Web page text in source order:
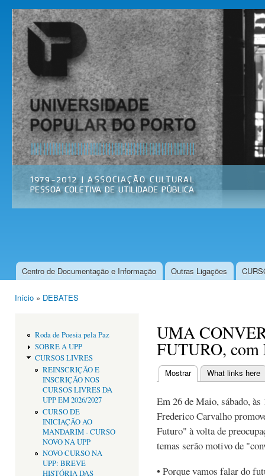
Universidade
Popular do
Porto
Associação
Cultural
Menu principal
Centro de Documentação e Informação Outras Ligações
Início » DEBATES
Roda de Poesia pela Paz
SOBRE A UPP
CURSOS LIVRES
REINSCRIÇÃO E
INSCRIÇÃO NOS
CURSOS LIVRES DA
UPP EM 2026/2027
CURSO DE
INICIAÇÃO AO
MANDARIM - CURSO
NOVO NA UPP
NOVO CURSO NA
UPP: BREVE
HISTÓRIA DAS
UMA
FUTURO, com
Separadores
Mostrar(separador ativo)
What links here
Em 26 de Maio, sábado,
Frederico Carvalho
Futuro" à volta de
temas serão motivo de
• Porque vamos falar do